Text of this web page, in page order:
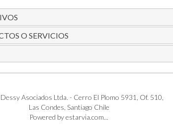
O SERVICIOS
Asociados Ltda. - Cerro El Plomo 5931, Of. 510,
Las Condes, Santiago Chile
Powered by estarvia.com...